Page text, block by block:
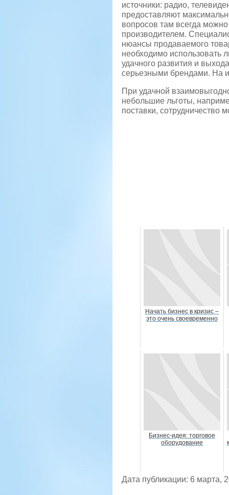
источники: радио,
предоставляют
вопросов там всегда
производителем.
нюансы продаваемого
необходимо использовать
удачного развития и
серьезными брендами. На
При удачной
небольшие льготы,
поставки, сотрудничество
Начать бизнес в кризис –
это очень своевременно
Бизнес-идея: торговое
оборудование
Дата публикации: 6 марта,